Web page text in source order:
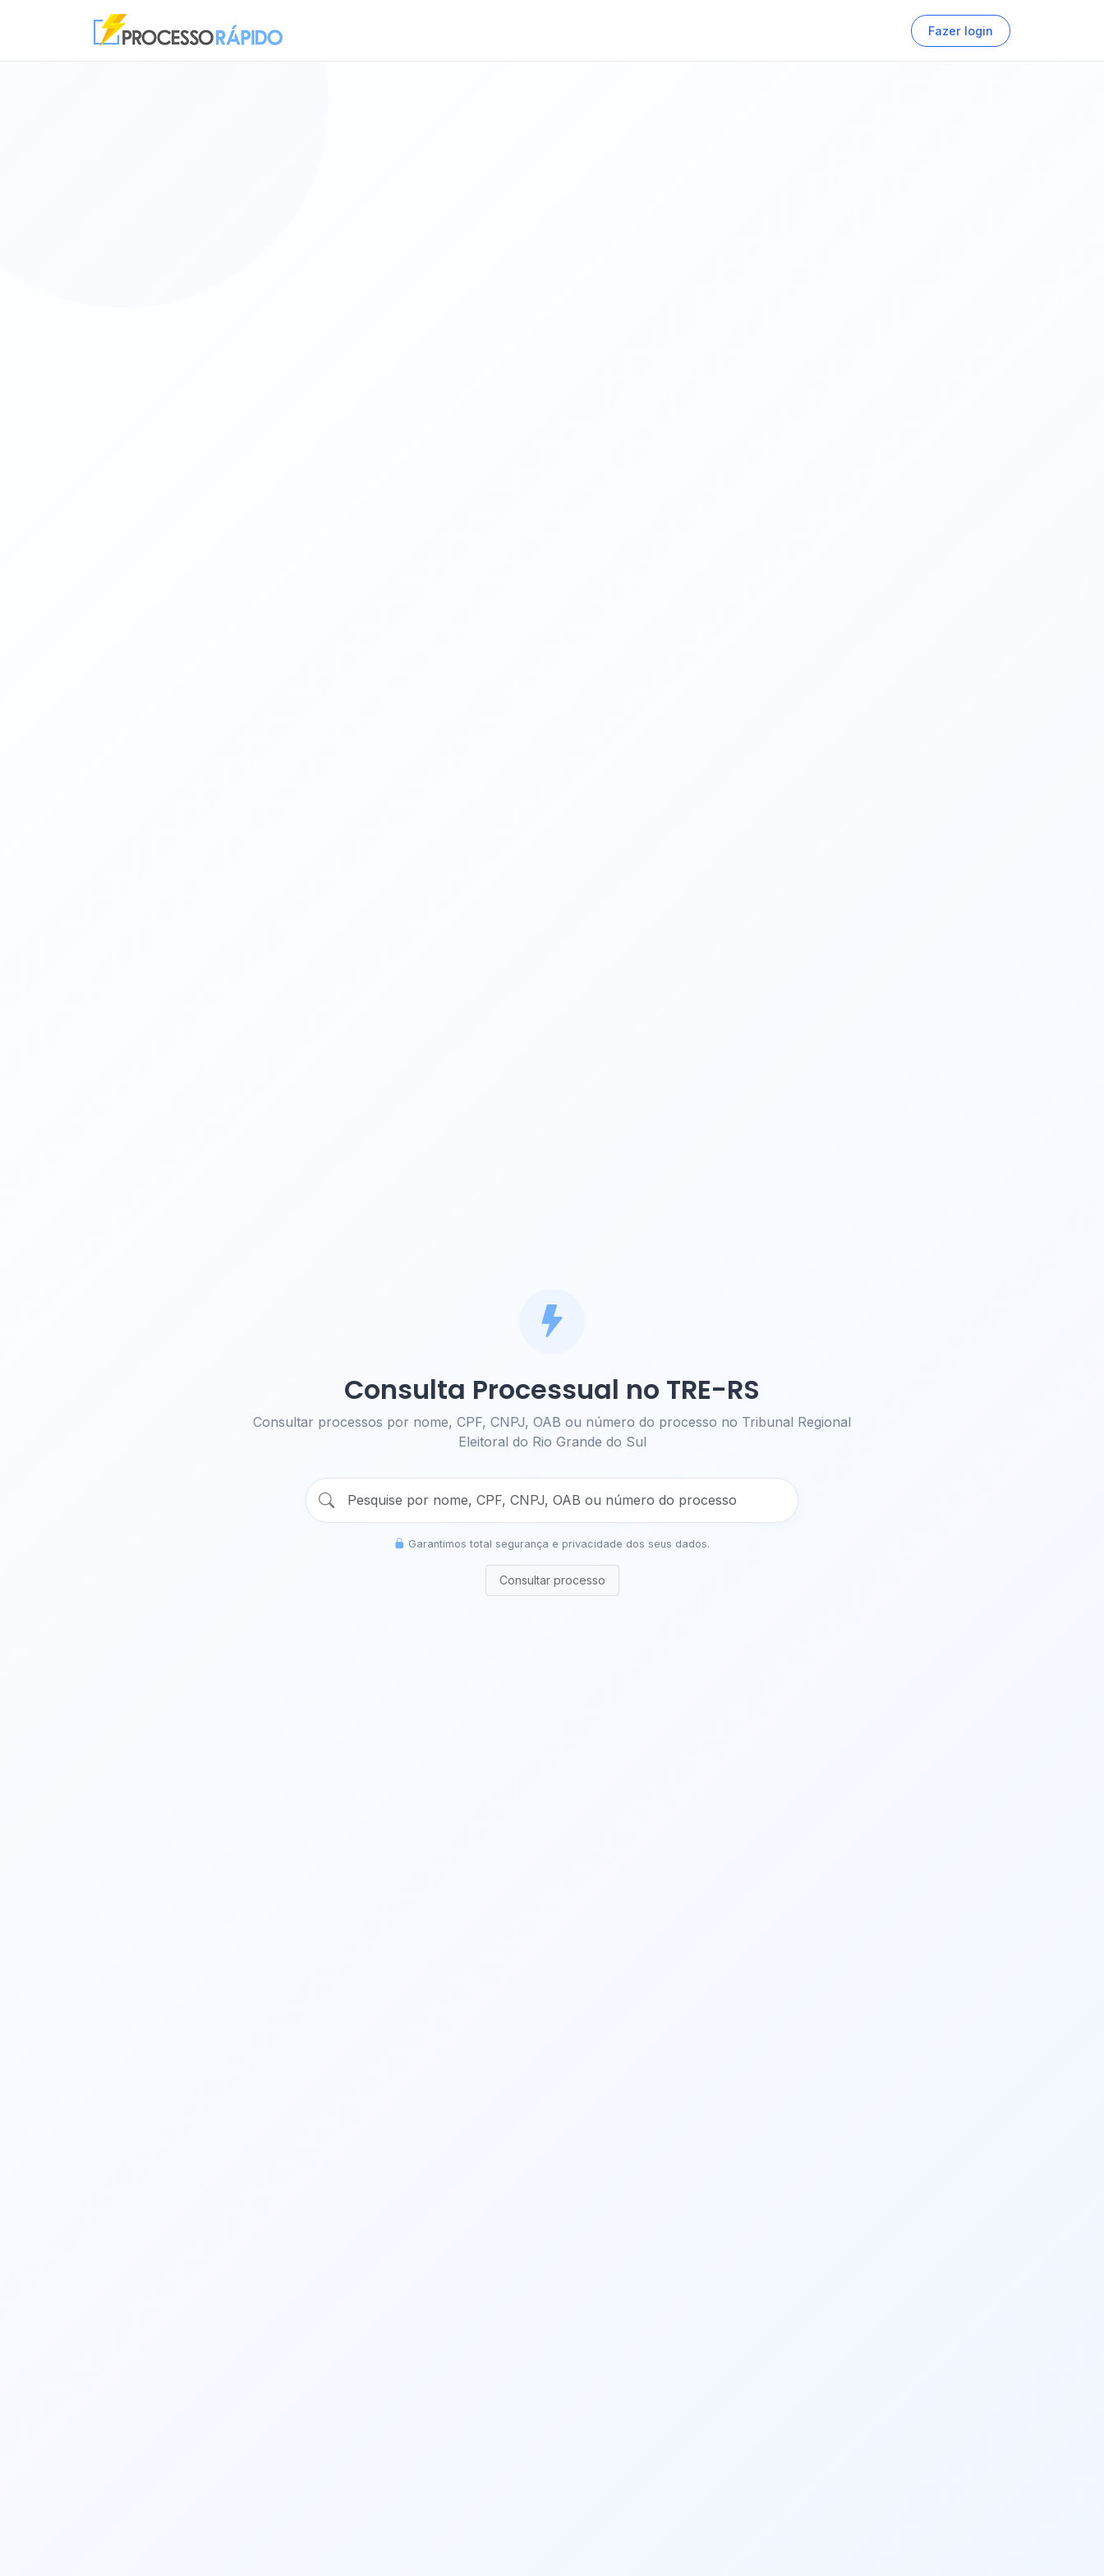
Fazer login
Consulta Processual no TRE-RS
Consultar processos por nome, CPF, CNPJ, OAB ou número do processo no Tribunal Regional
Eleitoral do Rio Grande do Sul
Garantimos total segurança e privacidade dos seus dados.
Consultar processo